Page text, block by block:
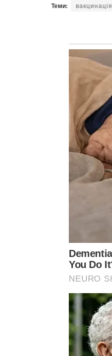
Теми: вакцинація